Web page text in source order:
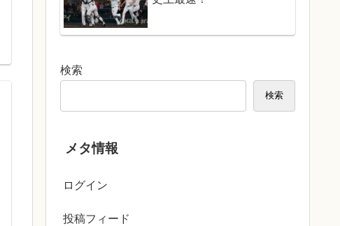
検索
検索
メタ情報
ログイン
投稿フィード